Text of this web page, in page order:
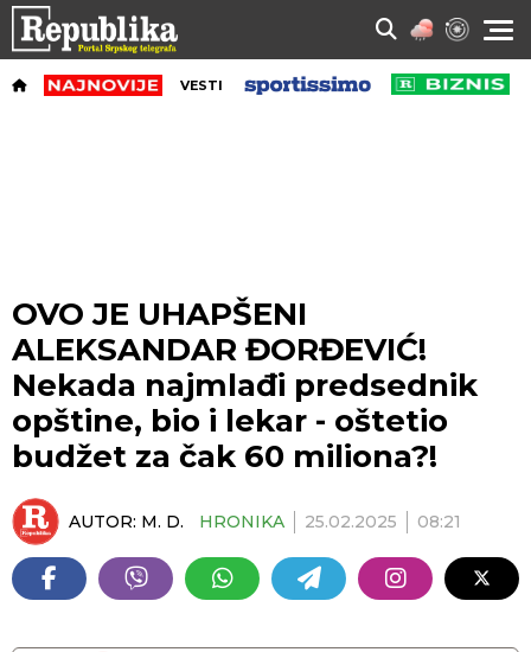
VESTI
OVO JE UHAPŠENI
ALEKSANDAR ĐORĐEVIĆ!
Nekada najmlađi predsednik
opštine, bio i lekar - oštetio
budžet za čak 60 miliona?!
AUTOR: M. D. HRONIKA 25.02.2025 08:21